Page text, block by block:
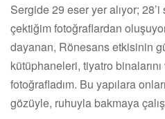
Sergide 29 eser yer alıyor; 28’i
çektiğim fotoğraflardan
dayanan, Rönesans etkisinin
kütüphaneleri, tiyatro
fotoğrafladım. Bu yapılara
gözüyle, ruhuyla bakmaya